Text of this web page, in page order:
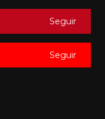
Seguir
Seguir